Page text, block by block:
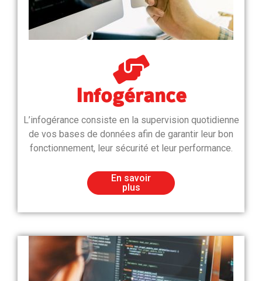
Infogérance
L’infogérance consiste en la supervision quotidienne
de vos bases de données afin de garantir leur bon
fonctionnement, leur sécurité et leur performance.
En savoir
plus